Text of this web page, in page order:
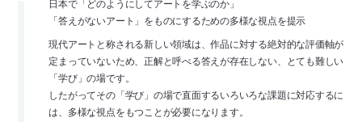
日本で「どのようにしてアートを学ぶのか」
「答えがないアート」をものにするための多様な視点を提示
現代アートと称される新しい領域は、作品に対する絶対的な評価軸が
定まっていないため、正解と呼べる答えが存在しない、とても難しい
「学び」の場です。
したがってその「学び」の場で直面するいろいろな課題に対応するに
は、多様な視点をもつことが必要になります。